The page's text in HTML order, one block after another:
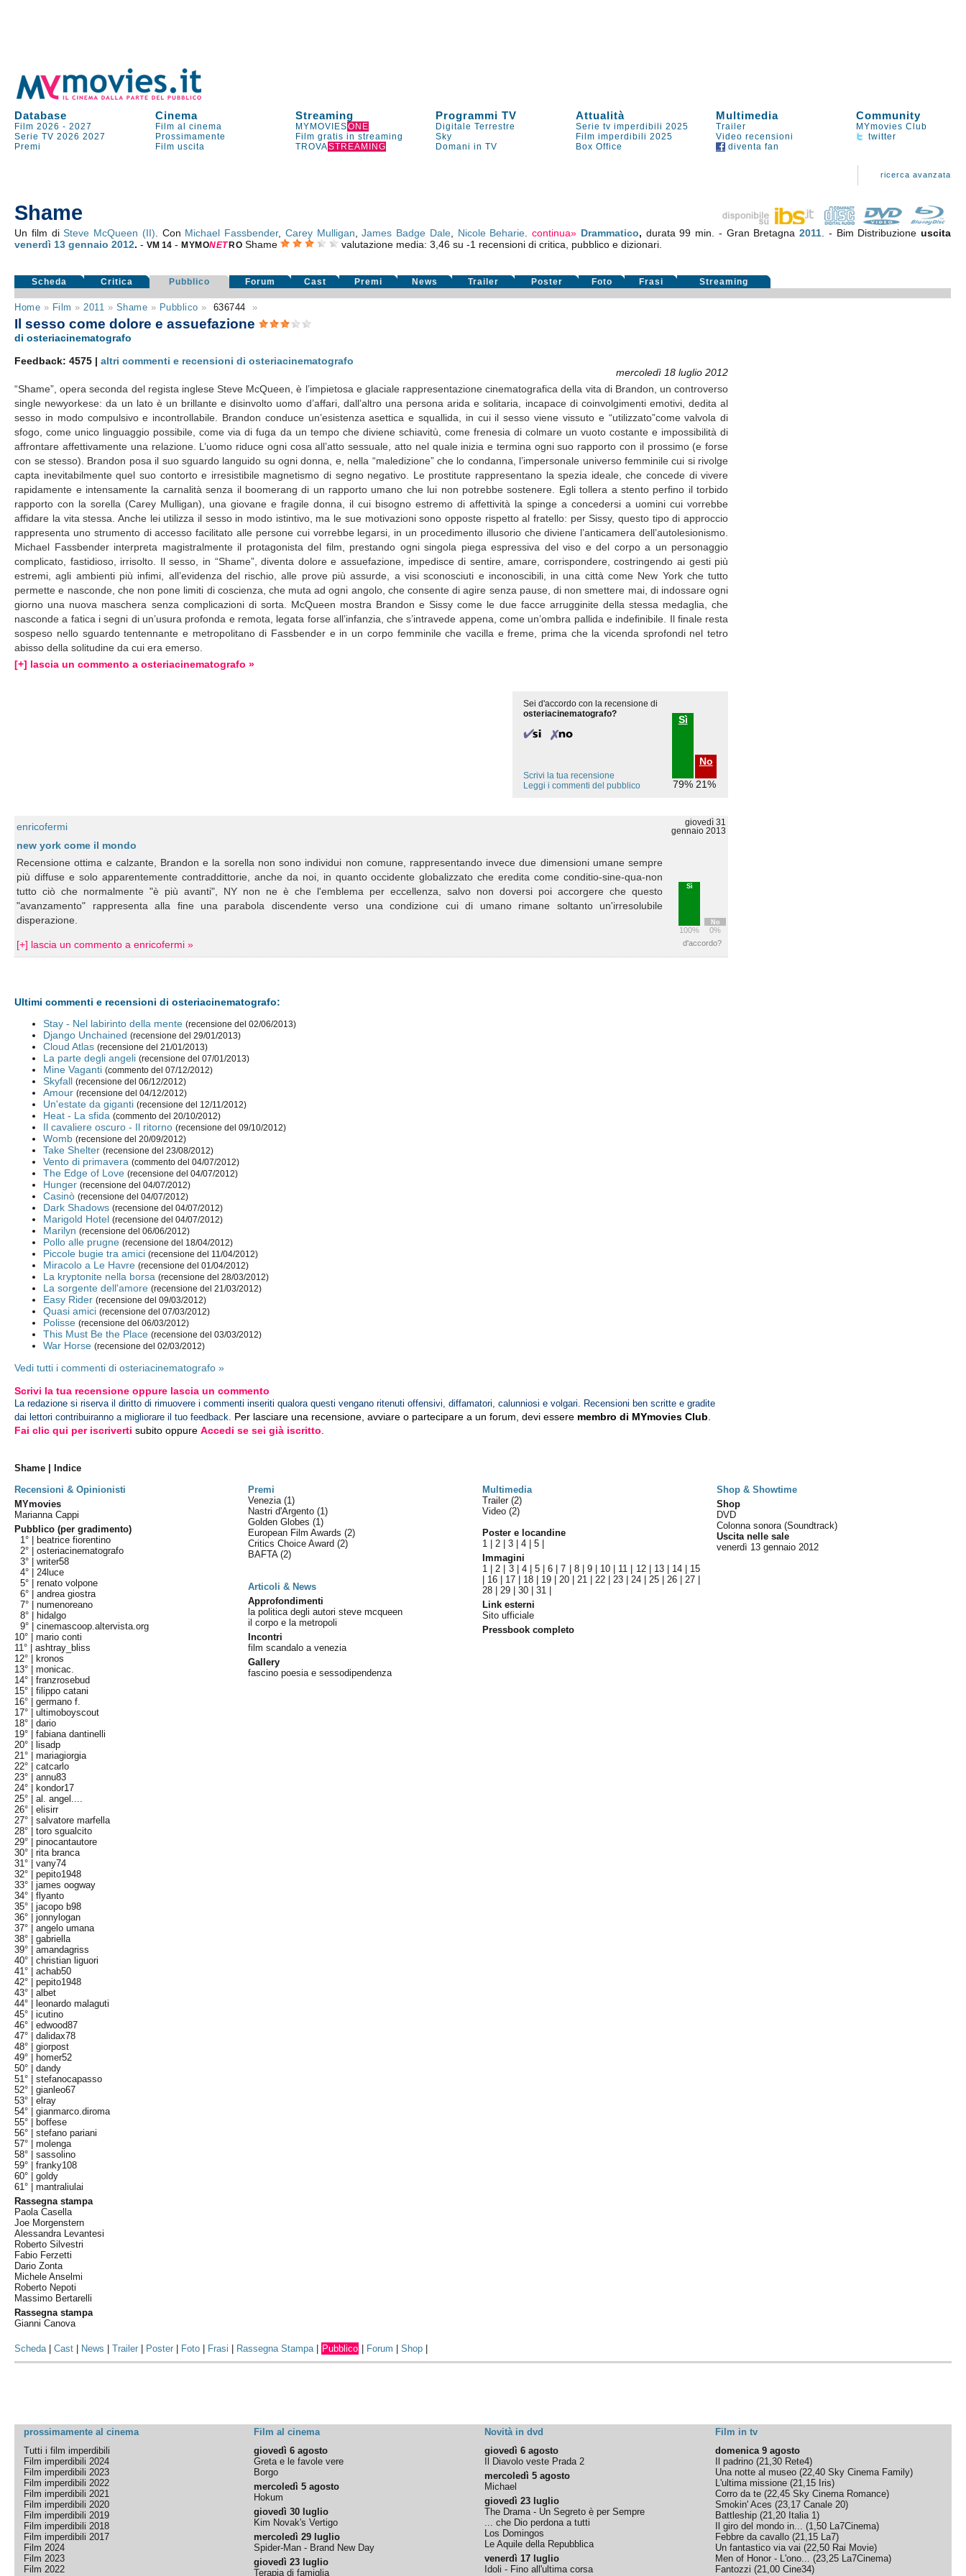
Database Cinema Streaming Programmi TV Attualità Multimedia Community
Film 2026 -2027 Film al cinema MYMOVIESONE Digitale Terrestre Serie tv imperdibili 2025 Trailer
MYmovies Club
Serie TV 2026 2027 Prossimamente Film gratis in streaming Sky Film imperdibili 2025 Video recensioni
twitter
Premi
Film uscita TROVASTREAMING Domani in TV Box Office diventa fan
ricerca avanzata
Shame
Un film diSteve McQueen (II) . Con Michael Fassbender, Carey Mulligan ,James Badge Dale, Nicole Beharie .continua» Drammatico, durata 99 min. - Gran Bretagna2011 . - Bim Distribuzioneuscita
venerdì 13 gennaio 2012.-VM 14 -MYMONET RO Shame valutazione media: 3,46 su -1 recensioni di critica, pubblico e dizionari.
Scheda Critica Pubblico Forum Cast Premi News Trailer Poster Foto Frasi Streaming
Home » Film » 2011 » Shame » Pubblico » 636744 »
Il sesso come dolore e assuefazione
di osteriacinematografo
Feedback: 4575 |altri commenti e recensioni di osteriacinematografo
mercoledì 18 luglio 2012
“Shame”, opera seconda del regista inglese Steve McQueen, è l’impietosa e glaciale rappresentazione cinematografica della vita di Brandon, un controverso
single newyorkese: da un lato è un brillante e disinvolto uomo d’affari, dall’altro una persona arida e solitaria, incapace di coinvolgimenti emotivi, dedita al
sesso in modo compulsivo e incontrollabile. Brandon conduce un’esistenza asettica e squallida, in cui il sesso viene vissuto e “utilizzato”come valvola di
sfogo, come unico linguaggio possibile, come via di fuga da un tempo che diviene schiavitù, come frenesia di colmare un vuoto costante e impossibilità di
affrontare affettivamente una relazione. L’uomo riduce ogni cosa all’atto sessuale, atto nel quale inizia e termina ogni suo rapporto con il prossimo (e forse
con se stesso). Brandon posa il suo sguardo languido su ogni donna, e, nella “maledizione” che lo condanna, l’impersonale universo femminile cui si rivolge
capta inevitabilmente quel suo contorto e irresistibile magnetismo di segno negativo. Le prostitute rappresentano la spezia ideale, che concede di vivere
rapidamente e intensamente la carnalità senza il boomerang di un rapporto umano che lui non potrebbe sostenere. Egli tollera a stento perfino il torbido
rapporto con la sorella (Carey Mulligan), una giovane e fragile donna, il cui bisogno estremo di affettività la spinge a concedersi a uomini cui vorrebbe
affidare la vita stessa. Anche lei utilizza il sesso in modo istintivo, ma le sue motivazioni sono opposte rispetto al fratello: per Sissy, questo tipo di approccio
rappresenta uno strumento di accesso facilitato alle persone cui vorrebbe legarsi, in un procedimento illusorio che diviene l’anticamera dell’autolesionismo.
Michael Fassbender interpreta magistralmente il protagonista del film, prestando ogni singola piega espressiva del viso e del corpo a un personaggio
complicato, fastidioso, irrisolto. Il sesso, in “Shame”, diventa dolore e assuefazione, impedisce di sentire, amare, corrispondere, costringendo ai gesti più
estremi, agli ambienti più infimi, all’evidenza del rischio, alle prove più assurde, a visi sconosciuti e inconoscibili, in una città come New York che tutto
permette e nasconde, che non pone limiti di coscienza, che muta ad ogni angolo, che consente di agire senza pause, di non smettere mai, di indossare ogni
giorno una nuova maschera senza complicazioni di sorta. McQueen mostra Brandon e Sissy come le due facce arrugginite della stessa medaglia, che
nasconde a fatica i segni di un’usura profonda e remota, legata forse all’infanzia, che s’intravede appena, come un’ombra pallida e indefinibile. Il finale resta
sospeso nello sguardo tentennante e metropolitano di Fassbender e in un corpo femminile che vacilla e freme, prima che la vicenda sprofondi nel tetro
abisso della solitudine da cui era emerso.
[+] lascia un commento a osteriacinematografo »
Sei d'accordo con la recensione di
osteriacinematografo?
Sì
79%
No
21%
Scrivi la tua recensione
Leggi i commenti del pubblico
enricofermi
giovedì 31
gennaio 2013
new york come il mondo
Sì
100%
No
0%
Recensione ottima e calzante, Brandon e la sorella non sono individui non comune, rappresentando invece due dimensioni umane sempre
più diffuse e solo apparentemente contraddittorie, anche da noi, in quanto occidente globalizzato che eredita come conditio-sine-qua-non
tutto ciò che normalmente "è più avanti", NY non ne è che l'emblema per eccellenza, salvo non doversi poi accorgere che questo
"avanzamento" rappresenta alla fine una parabola discendente verso una condizione cui di umano rimane soltanto un'irresolubile
disperazione.
[+] lascia un commento a enricofermi » d'accordo?
Ultimi commenti e recensioni di osteriacinematografo:
Stay - Nel labirinto della mente (recensione del 02/06/2013)
Django Unchained (recensione del 29/01/2013)
Cloud Atlas (recensione del 21/01/2013)
La parte degli angeli (recensione del 07/01/2013)
Mine Vaganti (commento del 07/12/2012)
Skyfall (recensione del 06/12/2012)
Amour (recensione del 04/12/2012)
Un'estate da giganti (recensione del 12/11/2012)
Heat - La sfida (commento del 20/10/2012)
Il cavaliere oscuro - Il ritorno (recensione del 09/10/2012)
Womb (recensione del 20/09/2012)
Take Shelter (recensione del 23/08/2012)
Vento di primavera (commento del 04/07/2012)
The Edge of Love (recensione del 04/07/2012)
Hunger (recensione del 04/07/2012)
Casinò (recensione del 04/07/2012)
Dark Shadows (recensione del 04/07/2012)
Marigold Hotel (recensione del 04/07/2012)
Marilyn (recensione del 06/06/2012)
Pollo alle prugne (recensione del 18/04/2012)
Piccole bugie tra amici (recensione del 11/04/2012)
Miracolo a Le Havre (recensione del 01/04/2012)
La kryptonite nella borsa (recensione del 28/03/2012)
La sorgente dell'amore (recensione del 21/03/2012)
Easy Rider (recensione del 09/03/2012)
Quasi amici (recensione del 07/03/2012)
Polisse (recensione del 06/03/2012)
This Must Be the Place (recensione del 03/03/2012)
War Horse (recensione del 02/03/2012)
Vedi tutti i commenti di osteriacinematografo »
Scrivi la tua recensione oppure lascia un commento
La redazione si riserva il diritto di rimuovere i commenti inseriti qualora questi vengano ritenuti offensivi, diffamatori, calunniosi e volgari. Recensioni ben scritte e gradite
dai lettori contribuiranno a migliorare il tuo feedback. Per lasciare una recensione, avviare o partecipare a un forum, devi essere membro di MYmovies Club
Fai clic qui per iscriverti subito oppureAccedi se sei già iscritto
Shame | Indice
Recensioni & Opinionisti
Premi Multimedia
Shop & Showtime
MYmovies
Marianna Cappi
Pubblico (per gradimento)
1° |
beatrice fiorentino
2° |osteriacinematografo
3° |writer58
4° |24luce
5° |renato volpone
6° |andrea giostra
7° |numenoreano
8° |
hidalgo
9° |cinemascoop.altervista.org
10° |mario conti
11° |ashtray_bliss
12° |
kronos
13° |monicac.
14° |franzrosebud
15° |filippo catani
16° |germano f.
17° |ultimoboyscout
18° |dario
19° |fabiana dantinelli
20° |
lisadp
21° |mariagiorgia
22° |catcarlo
23° |annu83
24° |
kondor17
25° |al. angel....
26° |elisirr
27° |salvatore marfella
28° |toro sgualcito
29° |pinocantautore
30° |rita branca
31° |vany74
32° |pepito1948
33° |james oogway
34° |flyanto
35° |jacopo b98
36° |jonnylogan
37° |angelo umana
38° |gabriella
39° |amandagriss
40° |christian liguori
41° |achab50
42° |pepito1948
43° |albet
44° |
leonardo malaguti
45° |icutino
46° |edwood87
47° |dalidax78
48° |giorpost
49° |
homer52
50° |dandy
51° |stefanocapasso
52° |gianleo67
53° |elray
54° |gianmarco.diroma
55° |
boffese
56° |stefano pariani
57° |molenga
58° |sassolino
59° |franky108
60° |goldy
61° |mantraliulai
Rassegna stampa
Paola Casella
Joe Morgenstern
Alessandra Levantesi
Roberto Silvestri
Fabio Ferzetti
Dario Zonta
Michele Anselmi
Roberto Nepoti
Massimo Bertarelli
Rassegna stampa
Gianni Canova
Venezia(1)
Nastri d'Argento(1)
Golden Globes(1)
European Film Awards(2)
Critics Choice Award(2)
BAFTA(2)
Articoli & News
Approfondimenti
la politica degli autori steve mcqueen
il corpo e la metropoli
Incontri
film scandalo a venezia
Gallery
fascino poesia e sessodipendenza
Trailer (2)
Video (2)
Poster e locandine
1 |2 |3 |4 |5
Immagini
1 |2 3| 4|5 |6 |7 8| 9| 10 11 12| 13| 14
15
16 17 18 19 |20 |21 |22 |23 |24 |25 |26 |27
28 |29 |30 |31
Link esterni
Sito ufficiale
Pressbook completo
Shop
DVD
Colonna sonora (Soundtrack)
Uscita nelle sale
venerdì 13 gennaio 2012
Scheda|Cast News |Trailer Poster Foto Frasi Rassegna Stampa| Pubblico Forum |Shop
prossimamente al cinema Film al cinema Novità in dvd
Film in tv
Tutti i film imperdibili
Film imperdibili 2024
Film imperdibili 2023
Film imperdibili 2022
Film imperdibili 2021
Film imperdibili 2020
Film imperdibili 2019
Film imperdibili 2018
Film imperdibili 2017
Film 2024
Film 2023
Film 2022
giovedì 6 agosto
Greta e le favole vere
Borgo
mercoledì 5 agosto
Hokum
giovedì 30 luglio
Kim Novak's Vertigo
mercoledì 29 luglio
Spider-Man - Brand New Day
giovedì 23 luglio
Terapia di famiglia
giovedì 6 agosto
Il Diavolo veste Prada 2
mercoledì 5 agosto
Michael
giovedì 23 luglio
The Drama - Un Segreto è per Sempre
... che Dio perdona a tutti
Los Domingos
Le Aquile della Repubblica
venerdì 17 luglio
Idoli - Fino all'ultima corsa
domenica 9 agosto
Il padrino (21,30 Rete4)
Una notte al museo (22,40 Sky Cinema Family)
L'ultima missione (21,15 Iris)
Corro da te (22,45 Sky Cinema Romance)
Smokin' Aces (23,17 Canale 20)
Battleship (21,20 Italia 1)
Il giro del mondo in... (1,50 La7Cinema)
Febbre da cavallo (21,15 La7)
Un fantastico via vai (22,50 Rai Movie)
Men of Honor - L'ono... (23,25 La7Cinema)
Fantozzi (21,00 Cine34)